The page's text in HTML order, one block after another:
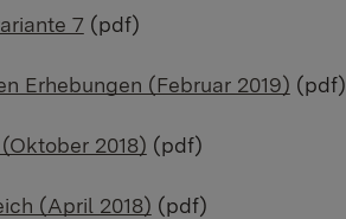
7 (pdf)
Erhebungen (Februar 2019) (pdf)
2018) (pdf)
(April 2018) (pdf)